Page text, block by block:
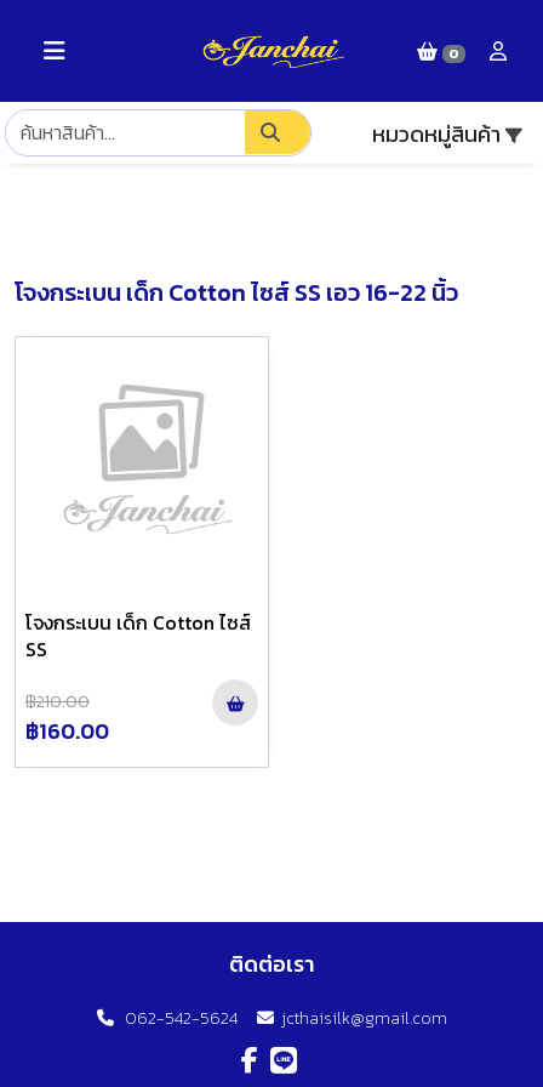
0
หมวดหมู่สินค้า
โจงกระเบน เด็ก Cotton ไซส์ SS เอว 16-22 นิ้ว
โจงกระเบน เด็ก Cotton ไซส์
SS
฿210.00
฿160.00
ติดต่อเรา
062-542-5624 jcthaisilk@gmail.com